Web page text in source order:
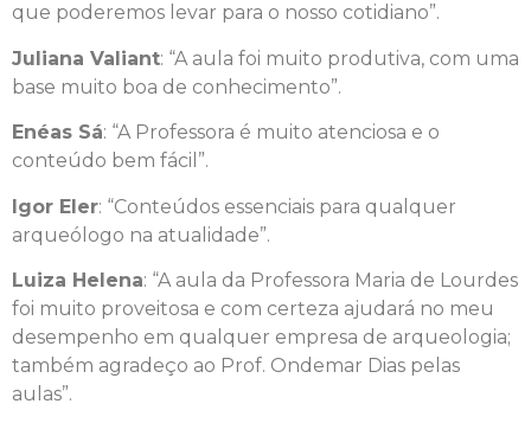
que poderemos levar para o nosso cotidiano”.
Juliana Valiant: “A aula foi muito produtiva, com uma
base muito boa de conhecimento”.
Enéas Sá: “A Professora é muito atenciosa e o
conteúdo bem fácil”.
Igor Eler: “Conteúdos essenciais para qualquer
arqueólogo na atualidade”.
Luiza Helena: “A aula da Professora Maria de Lourdes
foi muito proveitosa e com certeza ajudará no meu
desempenho em qualquer empresa de arqueologia;
também agradeço ao Prof. Ondemar Dias pelas
aulas”.